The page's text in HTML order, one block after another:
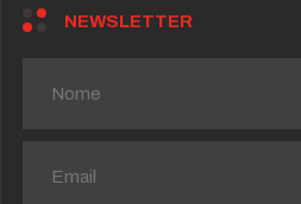
NEWSLETTER